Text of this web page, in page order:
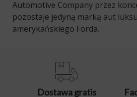
Automotive Company przez
pozostaje jedyną marką aut
amerykańskiego Forda.
Dostawa gratis